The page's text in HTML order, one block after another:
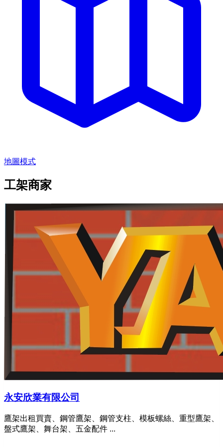
地圖模式
工架商家
永安欣業有限公司
鷹架出租買賣、鋼管鷹架、鋼管支柱、模板螺絲、重型鷹架、
盤式鷹架、舞台架、五金配件 ...